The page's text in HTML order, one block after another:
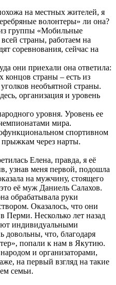
на местных жителей, я
волонтеры» ли она?
группы «Мобильные
страны, работаем на
соревнования, сейчас на
они приехали она ответила:
страны – есть из
необъятной страны.
организация и уровень
уровня. Уровень ее
мира.
спортивном
прыжкам через нарты.
Елена, правда, я её
узнав меня первой, подошла
на мужчину, стоящего
её муж Даниель Салахов.
обрабатывала руки
Оказалось, что они
Перми. Несколько лет назад
индивидуальными
что, благодаря
попали к нам в Якутию.
и организаторами,
на первый взгляд на такие
семьи.